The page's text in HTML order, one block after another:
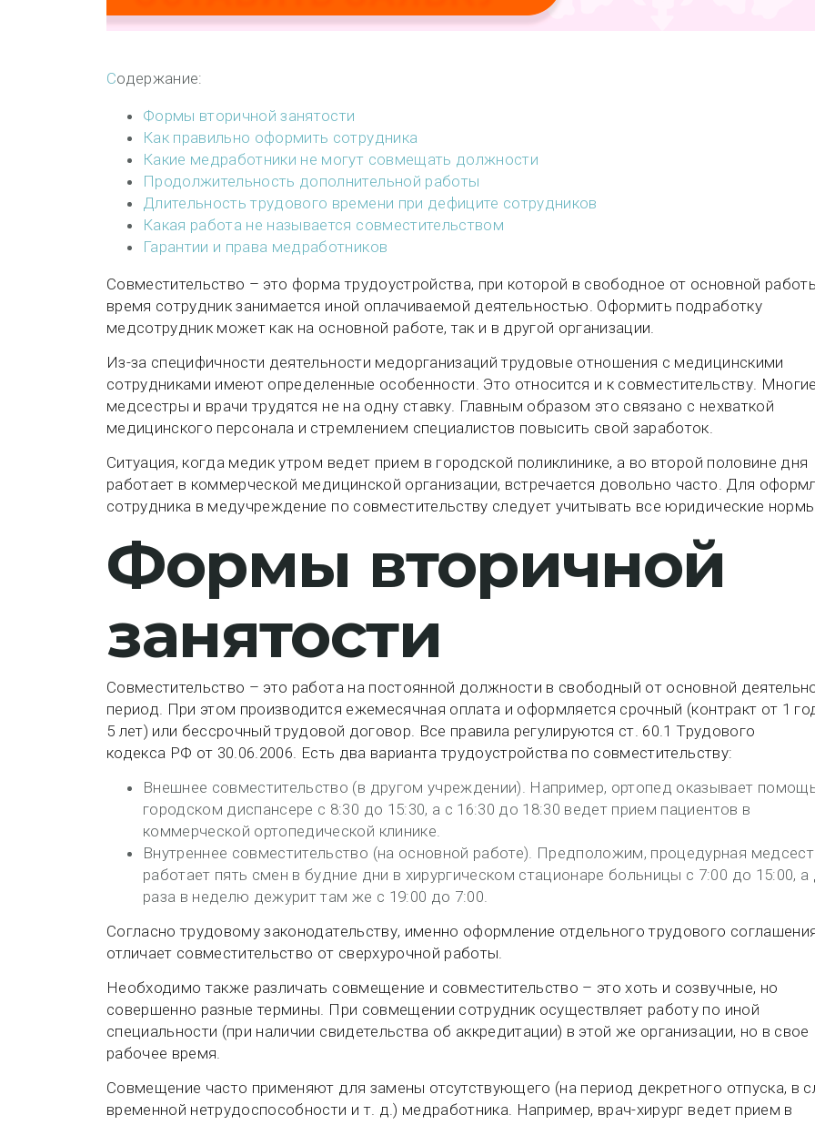
Содержание:
Формы вторичной занятости
Как правильно оформить сотрудника
Какие медработники не могут совмещать должности
Продолжительность дополнительной работы
Длительность трудового времени при дефиците сотрудников
Какая работа не называется совместительством
Гарантии и права медработников
Совместительство – это форма трудоустройства, при которой в свободное от основной
время сотрудник занимается иной оплачиваемой деятельностью. Оформить подработку
медсотрудник может как на основной работе, так и в другой организации.
Из-за специфичности деятельности медорганизаций трудовые отношения с медицинскими
сотрудниками имеют определенные особенности. Это относится и к совместительству. Многие
медсестры и врачи трудятся не на одну ставку. Главным образом это связано с нехваткой
медицинского персонала и стремлением специалистов повысить свой заработок.
Ситуация, когда медик утром ведет прием в городской поликлинике, а во второй половине дня
работает в коммерческой медицинской организации, встречается довольно часто. Для
сотрудника в медучреждение по совместительству следует учитывать все юридические
Формы вторичной
занятости
Совместительство – это работа на постоянной должности в свободный от основной
период. При этом производится ежемесячная оплата и оформляется срочный (контракт от 1
5 лет) или бессрочный трудовой договор. Все правила регулируются ст. 60.1 Трудового
кодекса РФ от 30.06.2006. Есть два варианта трудоустройства по совместительству:
Внешнее совместительство (в другом учреждении). Например, ортопед оказывает
городском диспансере с 8:30 до 15:30, а с 16:30 до 18:30 ведет прием пациентов в
коммерческой ортопедической клинике.
Внутреннее совместительство (на основной работе). Предположим, процедурная
работает пять смен в будние дни в хирургическом стационаре больницы с 7:00 до 15:00, а
раза в неделю дежурит там же с 19:00 до 7:00.
Согласно трудовому законодательству, именно оформление отдельного трудового
отличает совместительство от сверхурочной работы.
Необходимо также различать совмещение и совместительство – это хоть и созвучные, но
совершенно разные термины. При совмещении сотрудник осуществляет работу по иной
специальности (при наличии свидетельства об аккредитации) в этой же организации, но в свое
рабочее время.
Совмещение часто применяют для замены отсутствующего (на период декретного отпуска, в
временной нетрудоспособности и т. д.) медработника. Например, врач-хирург ведет прием в